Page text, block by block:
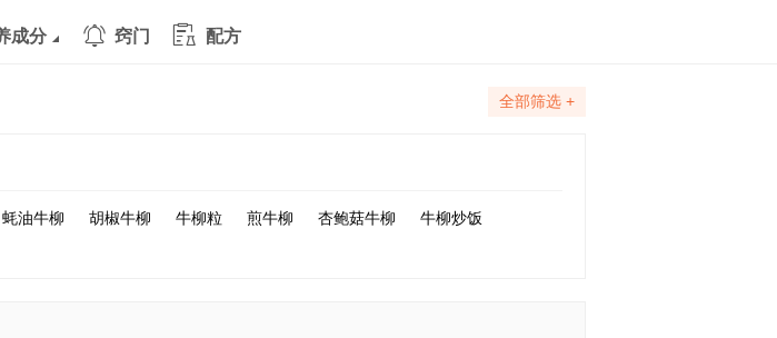
成分 窍门 配方
全部筛选 +
蚝油牛柳 胡椒牛柳 牛柳粒 煎牛柳 杏鲍菇牛柳
牛柳炒饭